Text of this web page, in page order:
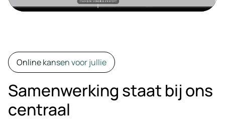
Online kansen voor jullie
Samenwerking staat bij ons
centraal